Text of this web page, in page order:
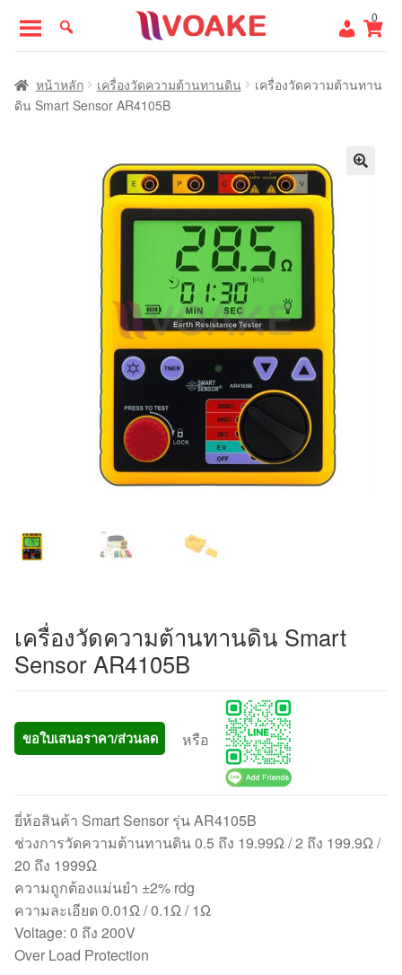
to
navigation
to
content
0
หน้าแรก
หน้าหลัก เครื่องวัดความต้านทานดิน
เครื่องวัดความต้านทาน
ดิน Smart Sensor AR4105B
เครื่องวัดความต้านทานดิน Smart
Sensor AR4105B
ขอใบเสนอราคา/ส่วนลด หรือ
ยี่ห้อสินค้า Smart Sensor รุ่น AR4105B
ช่วงการวัดความต้านทานดิน 0.5 ถึง 19.99Ω / 2 ถึง 199.9Ω /
20 ถึง 1999Ω
ความถูกต้องแม่นยำ ±2% rdg
ความละเอียด 0.01Ω / 0.1Ω / 1Ω
Voltage: 0 ถึง 200V
Over Load Protection